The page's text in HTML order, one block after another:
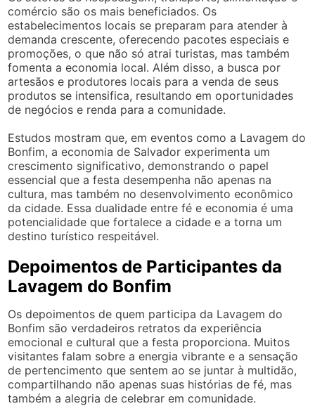
comércio são os mais beneficiados. Os
estabelecimentos locais se preparam para atender à
demanda crescente, oferecendo pacotes especiais e
promoções, o que não só atrai turistas, mas também
fomenta a economia local. Além disso, a busca por
artesãos e produtores locais para a venda de seus
produtos se intensifica, resultando em oportunidades
de negócios e renda para a comunidade.
Estudos mostram que, em eventos como a Lavagem do
Bonfim, a economia de Salvador experimenta um
crescimento significativo, demonstrando o papel
essencial que a festa desempenha não apenas na
cultura, mas também no desenvolvimento econômico
da cidade. Essa dualidade entre fé e economia é uma
potencialidade que fortalece a cidade e a torna um
destino turístico respeitável.
Depoimentos de Participantes da
Lavagem do Bonfim
Os depoimentos de quem participa da Lavagem do
Bonfim são verdadeiros retratos da experiência
emocional e cultural que a festa proporciona. Muitos
visitantes falam sobre a energia vibrante e a sensação
de pertencimento que sentem ao se juntar à multidão,
compartilhando não apenas suas histórias de fé, mas
também a alegria de celebrar em comunidade.